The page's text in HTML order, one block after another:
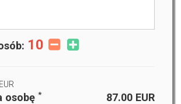
10
osobę * EUR
87.00